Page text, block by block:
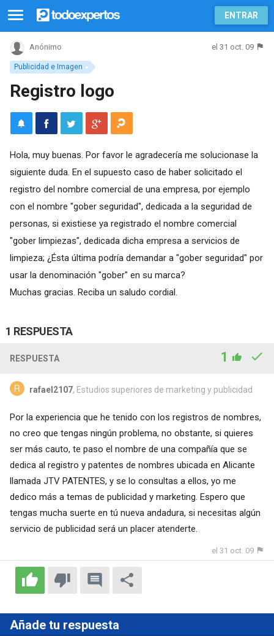
ENTRAR
Publicidad e Imagen
Anónimo el 31 oct. 09
Registro logo
Hola, muy buenas. Por favor le agradecería me solucionase la
siguiente duda. En el supuesto caso de haber solicitado el
registro del nombre comercial de una empresa, por ejemplo
con el nombre "gober seguridad", dedicada a la seguridad de
personas, si existiese ya registrado el nombre comercial
"gober limpiezas", dedicada dicha empresa a servicios de
limpieza; ¿Ésta última podría demandar a "gober seguridad" por
usar la denominación "gober" en su marca?
Muchas gracias. Reciba un saludo cordial.
1 RESPUESTA
RESPUESTA 1
rafael2107, Estudios superiores de marketing y publicidad
Por la experiencia que he tenido con los registros de nombres,
no creo que tengas ningún problema, no obstante, si quieres
ser más cauto, te paso el nombre de una compañía que se
dedica al registro y patentes de nombres ubicada en Alicante
llamada JTV PATENTES, y se lo consultas a ellos, yo me
dedico más a temas de publicidad y marketing. Espero que
tengas mucha suerte en tú nueva andadura, si necesitas algún
servicio de publicidad será un placer atenderte.
el 31 oct. 09
Añade tu respuesta